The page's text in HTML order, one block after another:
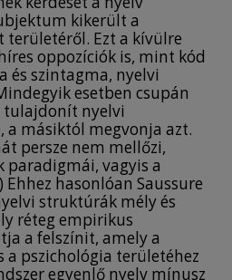
kikerült a
területéről. Ezt a kívülre
oppozíciók is, mint kód
és szintagma, nyelvi
esetben csupán
tulajdonít nyelvi
a másiktól megvonja azt.
persze nem mellőzi,
paradigmái, vagyis a
hasonlóan Saussure
struktúrák mély és
réteg empirikus
a felszínit, amely a
a pszichológia területéhez
egyenlő nyelv mínusz